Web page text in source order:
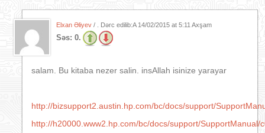
Elxan Əliyev / . Dərc edilib:A 14/02/2015 at 5:11 Axşam
Səs: 0.
salam. Bu kitaba nezer salin. insAllah isinize yarayar
http://bizsupport2.austin.hp.com/bc/docs/support/
http://h20000.www2.hp.com/bc/docs/support/SupportManual/